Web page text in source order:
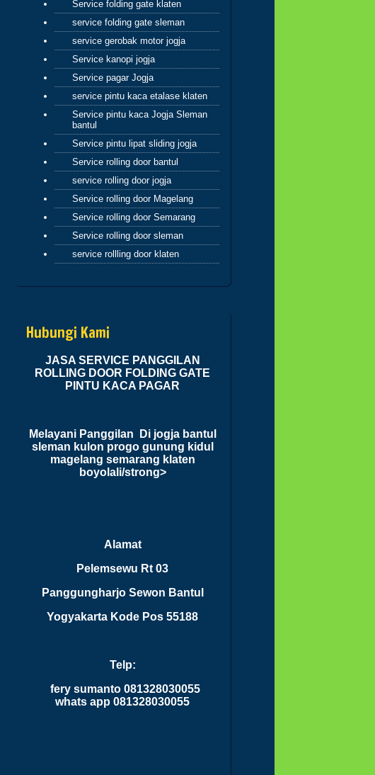
jika engkau berbuat baik,berarti
berbuat baik untuk dirimu sendiri
dan jika engkau berbuat buruk
maka perbuatan burukmu itu
untuk dirimu sendiri(Q.S.17:7)
tiada yang tertukar atau meleset
jangan pernah salahkan keadaan
atau orang lain karena semua
perbuatan kita pasti kembali
kepada diri kita sendiri
hikmah 4
Apabila telah ditunaikan
sholat,maka bertebaranlah kamu
dimuka bumi dan carilah karunia
Allah dan ingatlah allah banyak-
banyak agar kamu beruntung
(Q.S.62:10)
Sahabatku..karunia Allah tak
ilmu,hikmah,kesehatan,silaturahmi,kekuatan
iman dan lain-lain. Insyaallah
semua jadi ibadah
Service folding gate klaten
service folding gate sleman
service gerobak motor jogja
Service kanopi jogja
Service pagar Jogja
service pintu kaca etalase klaten
Service pintu kaca Jogja Sleman
bantul
Service pintu lipat sliding jogja
Service rolling door bantul
service rolling door jogja
Service rolling door Magelang
Service rolling door Semarang
Service rolling door sleman
service rollling door klaten
Hubungi Kami
JASA SERVICE PANGGILAN
ROLLING DOOR FOLDING GATE
PINTU KACA PAGAR
Melayani Panggilan Di jogja bantul
sleman kulon progo gunung kidul
magelang semarang klaten
boyolali/strong>
Alamat
Pelemsewu Rt 03
Panggungharjo Sewon Bantul
Yogyakarta Kode Pos 55188
Telp:
fery sumanto 081328030055
whats app 081328030055